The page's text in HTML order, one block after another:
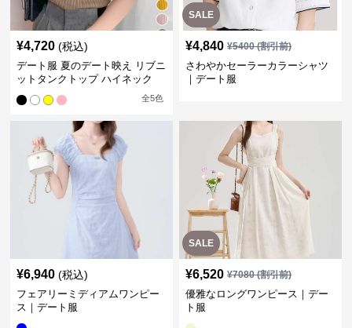
¥4,720 (税込)
デート服 夏のデート映え リブニ
ットタンクトップ ハイネック
全5色
SALE
¥4,840 ¥5400(割引前)
さわやかセーラーカラーシャツ
｜デート服
¥6,940 (税込)
フェアリーミディアムワンピー
ス｜デート服
SALE
¥6,520 ¥7080(割引前)
優雅なロングワンピース｜デー
ト服